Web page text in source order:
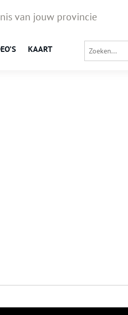
van jouw provincie
KAART